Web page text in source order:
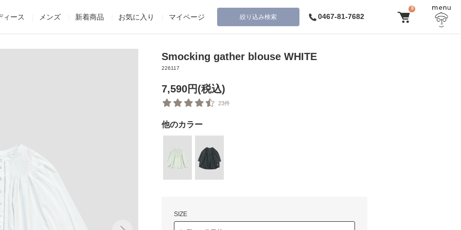
ィース メンズ 新着商品 お気に入り マイページ 絞り込み検索 0467-81-7682
0
Smocking gather blouse WHITE
226117
7,590円(税込)
23件
他のカラー
SIZE